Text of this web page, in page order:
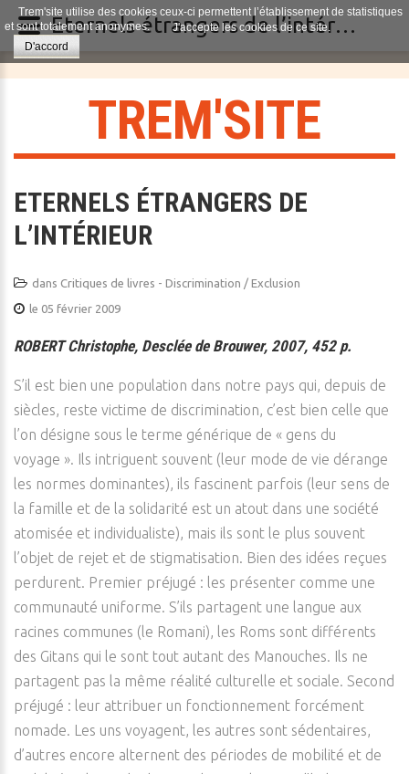
TREM'SITE
ETERNELS ÉTRANGERS DE
L’INTÉRIEUR
dans Critiques de livres - Discrimination / Exclusion
le 05 février 2009
ROBERT Christophe, Desclée de Brouwer, 2007, 452 p.
S’il est bien une population dans notre pays qui, depuis de
siècles, reste victime de discrimination, c’est bien celle que
l’on désigne sous le terme générique de « gens du
voyage ». Ils intriguent souvent (leur mode de vie dérange
les normes dominantes), ils fascinent parfois (leur sens de
la famille et de la solidarité est un atout dans une société
atomisée et individualiste), mais ils sont le plus souvent
l’objet de rejet et de stigmatisation. Bien des idées reçues
perdurent. Premier préjugé : les présenter comme une
communauté uniforme. S’ils partagent une langue aux
racines communes (le Romani), les Roms sont différents
des Gitans qui le sont tout autant des Manouches. Ils ne
partagent pas la même réalité culturelle et sociale. Second
préjugé : leur attribuer un fonctionnement forcément
nomade. Les uns voyagent, les autres sont sédentaires,
d’autres encore alternent des périodes de mobilité et de
Trem'site utilise des cookies ceux-ci permettent l’établissement de statistiques
et sont totalement anonymes.
J'accepte les cookies de ce site.
D'accord
Eternels étrangers de l’intérieur